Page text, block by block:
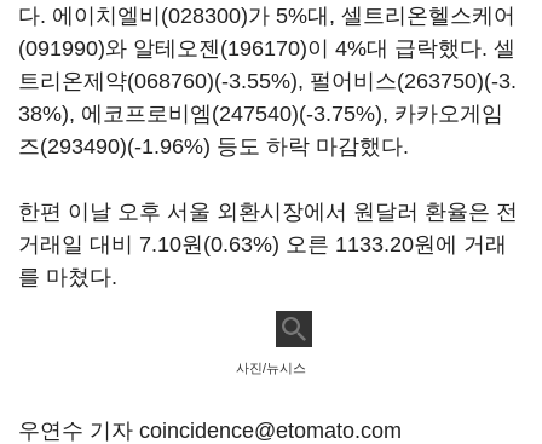
다. 에이치엘비(028300)가 5%대, 셀트리온헬스케어
(091990)와 알테오젠(196170)이 4%대 급락했다. 셀
트리온제약(068760)(-3.55%), 펄어비스(263750)(-3.
38%), 에코프로비엠(247540)(-3.75%), 카카오게임
즈(293490)(-1.96%) 등도 하락 마감했다.
한편 이날 오후 서울 외환시장에서 원달러 환율은 전
거래일 대비 7.10원(0.63%) 오른 1133.20원에 거래
를 마쳤다.
사진/뉴시스
우연수 기자 coincidence@etomato.com